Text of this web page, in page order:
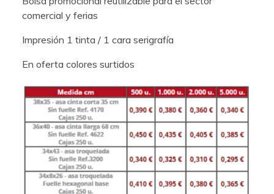
comercial y ferias
Impresión 1 tinta / 1 cara serigrafía
En oferta colores surtidos